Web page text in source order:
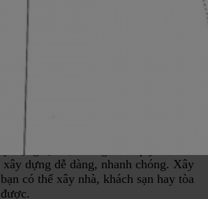
Trần Xuân Soạn là một vị trí
năng.
lợi thế về vị trí, cơ sở hạ tầng,
triển. Kiều Đàm đang thu hút nhiều
tư cả trong và ngoài nước.
đất xây dựng ngay, hoặc để dành
dựng tự do, không theo quy cách bắt
dựng dễ dàng, nhanh chóng. Xây
có thể xây nhà, khách sạn hay tòa